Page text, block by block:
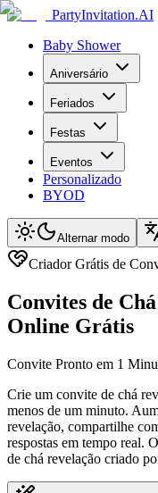
PartyInvitation.AI
Baby Shower
Aniversário
Feriados
Festas
Eventos
Personalizado
BYOD
Alternar modo
Criador Grátis de
Convites de
Online Grátis
Convite Pronto em 1
Crie um convite de chá
menos de um minuto.
revelação, compartilhe
respostas em tempo real.
de chá revelação criado